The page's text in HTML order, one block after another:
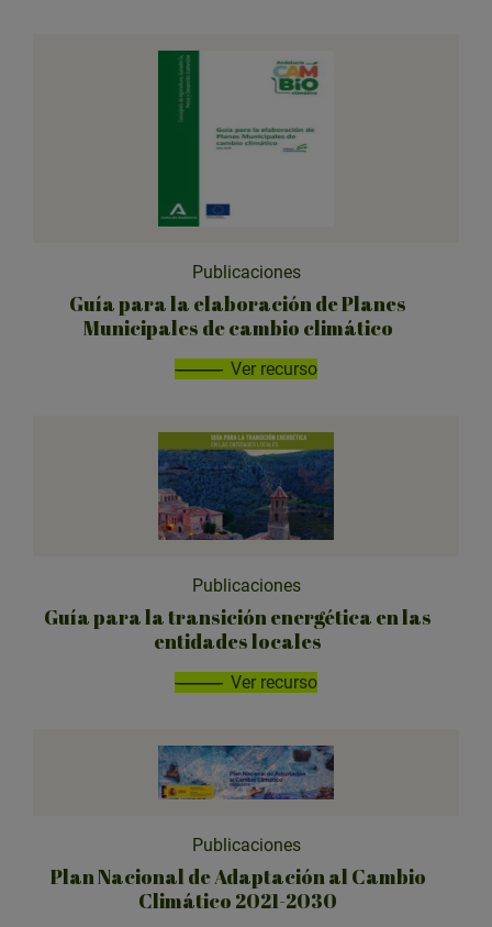
Publicaciones
Guía para la elaboración de Planes
Municipales de cambio climático
Ver recurso
Publicaciones
Guía para la transición energética en las
entidades locales
Ver recurso
Publicaciones
Plan Nacional de Adaptación al Cambio
Climático 2021-2030